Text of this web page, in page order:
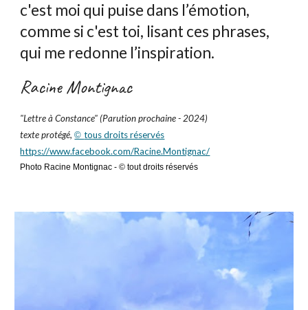
c'est moi qui puise dans l’émotion,
comme si c'est toi, lisant ces phrases,
qui me redonne l’inspiration.
Racine Montignac
"Lettre à Constance" (Parution prochaine - 2024)
texte protégé,©tous droits réservés
https://www.facebook.com/Racine.Montignac/
Photo Racine Montignac - © tout droits réservés